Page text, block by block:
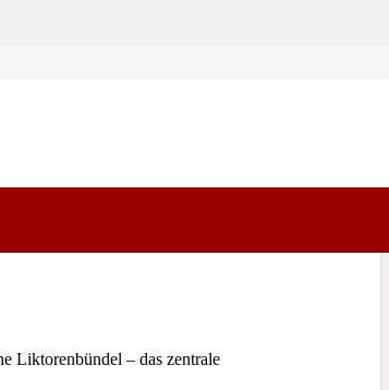
Liktorenbündel – das zentrale